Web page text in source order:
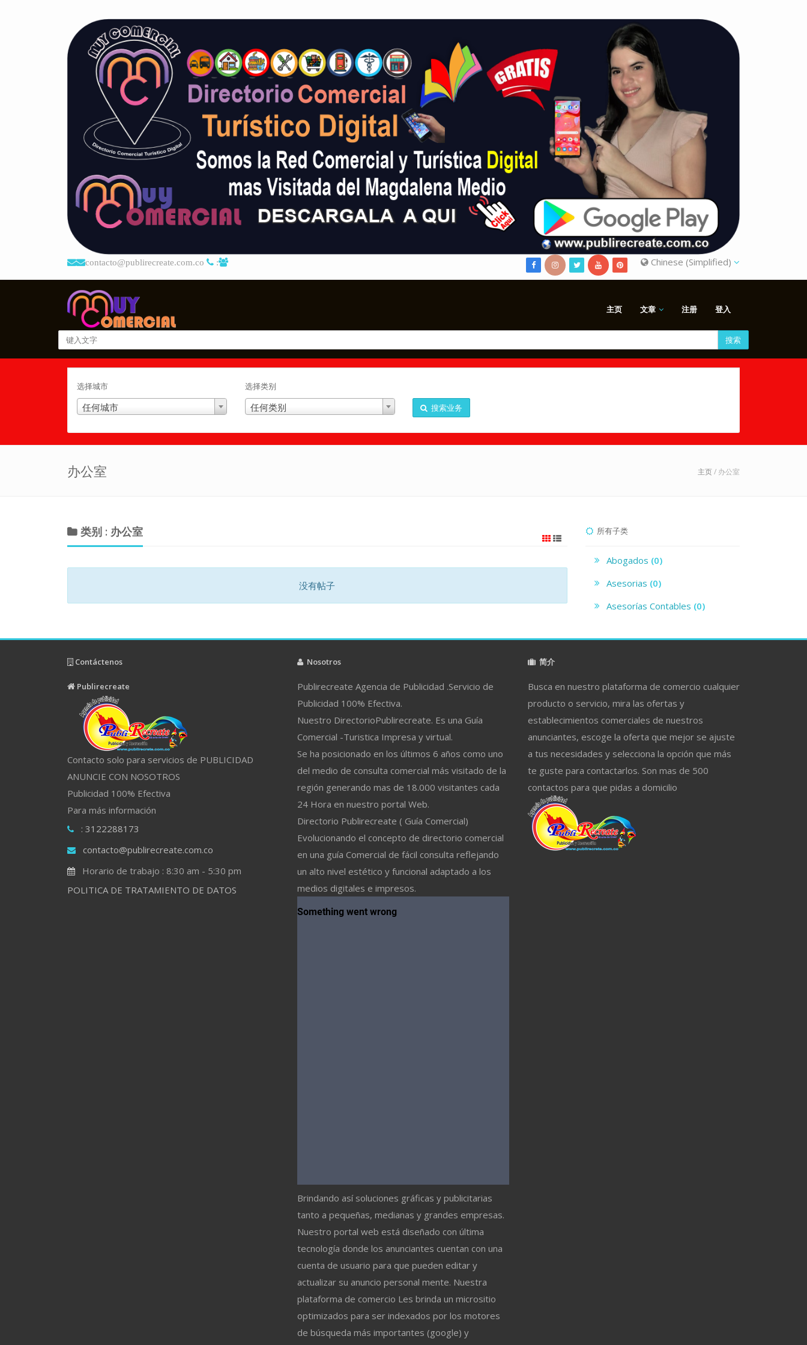
contacto@publirecreate.com.co : Chinese (Simplified)
主页 文章 注册 登入
搜索
选择城市
任何城市
选择类别
任何类别 搜索业务
办公室 主页/ 办公室
类别 : 办公室
没有帖子
所有子类
Abogados
(0)
Asesorias
(0)
Asesorías Contables
(0)
Contáctenos
Publirecreate
Contacto solo para servicios de PUBLICIDAD
ANUNCIE CON NOSOTROS
Publicidad 100% Efectiva
Para más información
: 3122288173
contacto@publirecreate.com.co
Horario de trabajo : 8:30 am - 5:30 pm
POLITICA DE TRATAMIENTO DE DATOS
Nosotros
Publirecreate Agencia de Publicidad .Servicio de
Publicidad 100% Efectiva.
Nuestro DirectorioPublirecreate. Es una Guía
Comercial -Turistica Impresa y virtual.
Se ha posicionado en los últimos 6 años como uno
del medio de consulta comercial más visitado de la
región generando mas de 18.000 visitantes cada
24 Hora en nuestro portal Web.
Directorio Publirecreate ( Guía Comercial)
Evolucionando el concepto de directorio comercial
en una guía Comercial de fácil consulta reflejando
un alto nivel estético y funcional adaptado a los
medios digitales e impresos.
Brindando así soluciones gráficas y publicitarias
tanto a pequeñas, medianas y grandes empresas.
Nuestro portal web está diseñado con última
tecnología donde los anunciantes cuentan con una
cuenta de usuario para que pueden editar y
actualizar su anuncio personal mente. Nuestra
plataforma de comercio Les brinda un micrositio
optimizados para ser indexados por los motores
de búsqueda más importantes (google) y
简介
Busca en nuestro plataforma de comercio cualquier
producto o servicio, mira las ofertas y
establecimientos comerciales de nuestros
anunciantes, escoge la oferta que mejor se ajuste
a tus necesidades y selecciona la opción que más
te guste para contactarlos. Son mas de 500
contactos para que pidas a domicilio